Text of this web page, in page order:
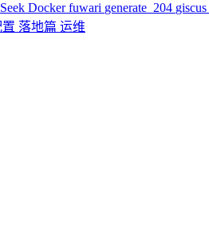
Dockerfuwari generate_204 giscus
落地篇 运维